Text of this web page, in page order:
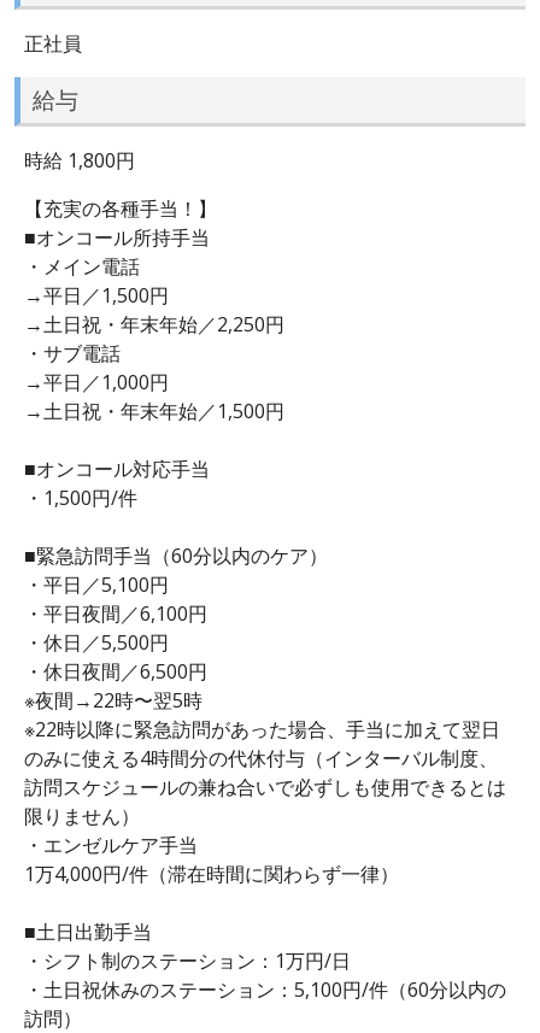
正社員
給与
時給 1,800円
【充実の各種手当！】
■オンコール所持手当
・メイン電話
→平日／1,500円
→土日祝・年末年始／2,250円
・サブ電話
→平日／1,000円
→土日祝・年末年始／1,500円
■オンコール対応手当
・1,500円/件
■緊急訪問手当（60分以内のケア）
・平日／5,100円
・平日夜間／6,100円
・休日／5,500円
・休日夜間／6,500円
※夜間→22時〜翌5時
※22時以降に緊急訪問があった場合、手当に加えて翌日
のみに使える4時間分の代休付与（インターバル制度、
訪問スケジュールの兼ね合いで必ずしも使用できるとは
限りません）
・エンゼルケア手当
1万4,000円/件（滞在時間に関わらず一律）
■土日出勤手当
・シフト制のステーション：1万円/日
・土日祝休みのステーション：5,100円/件（60分以内の
訪問）